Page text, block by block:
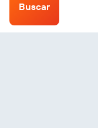
Buscar